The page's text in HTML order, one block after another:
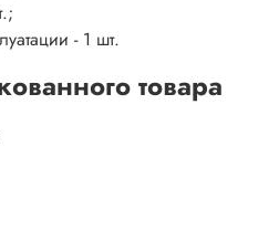
- 1 шт.
товара